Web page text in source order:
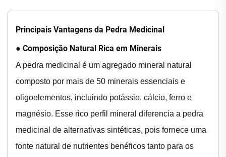
Principais Vantagens da Pedra Medicinal
● Composição Natural Rica em Minerais
A pedra medicinal é um agregado mineral natural
composto por mais de 50 minerais essenciais e
oligoelementos, incluindo potássio, cálcio, ferro e
magnésio. Esse rico perfil mineral diferencia a pedra
medicinal de alternativas sintéticas, pois fornece uma
fonte natural de nutrientes benéficos tanto para os